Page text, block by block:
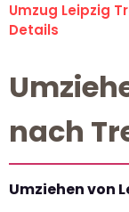
Umzug Leipzig
Details
nach
Umziehen von